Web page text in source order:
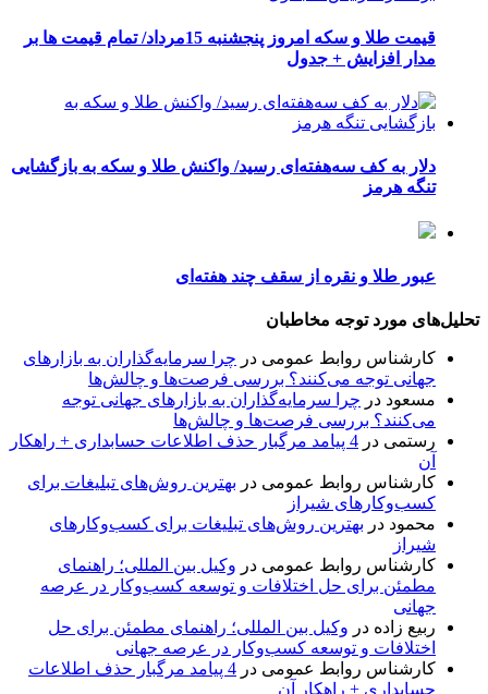
قیمت طلا و سکه امروز پنجشنبه 15مرداد/ تمام قیمت ها بر
مدار افزایش + جدول
دلار به کف سه‌هفته‌ای رسید/ واکنش طلا و سکه به بازگشایی
تنگه هرمز
عبور طلا و نقره از سقف چند هفته‌ای
تحلیل‌های مورد توجه مخاطبان
کارشناس روابط عمومی در چرا سرمایه‌گذاران به بازارهای
جهانی توجه می‌کنند؟ بررسی فرصت‌ها و چالش‌ها
مسعود در چرا سرمایه‌گذاران به بازارهای جهانی توجه
می‌کنند؟ بررسی فرصت‌ها و چالش‌ها
رستمی در
4 پیامد مرگبار حذف اطلاعات حسابداری + راهکار
آن
کارشناس روابط عمومی در بهترین روش‌های تبلیغات برای
کسب‌وکارهای شیراز
محمود در بهترین روش‌های تبلیغات برای کسب‌وکارهای
شیراز
کارشناس روابط عمومی در وکیل بین المللی؛ راهنمای
مطمئن برای حل اختلافات و توسعه کسب‌وکار در عرصه
جهانی
ربیع زاده در وکیل بین المللی؛ راهنمای مطمئن برای حل
اختلافات و توسعه کسب‌وکار در عرصه جهانی
کارشناس روابط عمومی در
4 پیامد مرگبار حذف اطلاعات
حسابداری + راهکار آن